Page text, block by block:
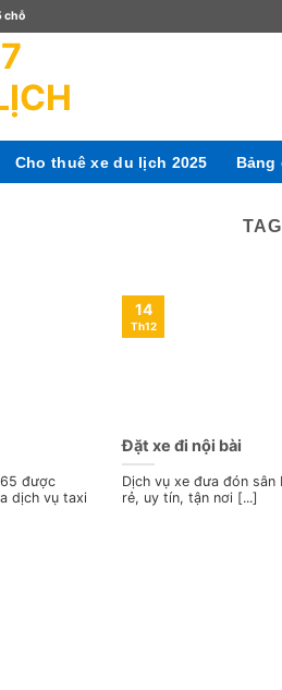
chỗ
Cho thuê xe du lịch 2025 Bảng
được
dịch vụ taxi
Đặt xe đi nội bài
Dịch vụ xe đưa đón sân
rẻ, uy tín, tận nơi [...]
14
Th12